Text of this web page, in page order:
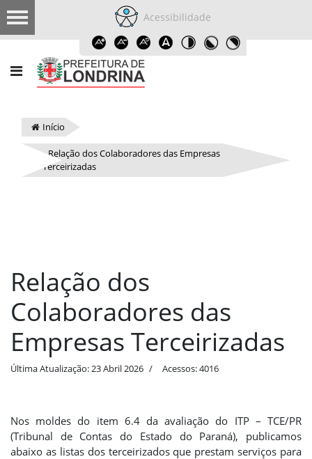
Acessibilidade
Início
Relação dos Colaboradores das Empresas
Terceirizadas
Relação dos
Colaboradores das
Empresas Terceirizadas
Última Atualização: 23 Abril 2026 Acessos: 4016
Nos moldes do item 6.4 da avaliação do ITP – TCE/PR
(Tribunal de Contas do Estado do Paraná), publicamos
abaixo as listas dos terceirizados que prestam serviços para